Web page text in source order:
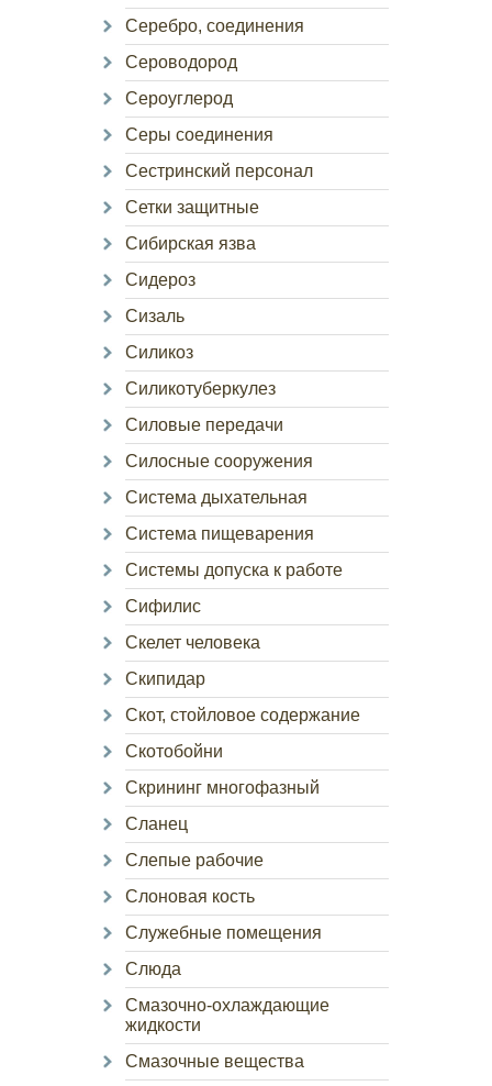
Серебро, соединения
Сероводород
Сероуглерод
Серы соединения
Сестринский персонал
Сетки защитные
Сибирская язва
Сидероз
Сизаль
Силикоз
Силикотуберкулез
Силовые передачи
Силосные сооружения
Система дыхательная
Система пищеварения
Системы допуска к работе
Сифилис
Скелет человека
Скипидар
Скот, стойловое содержание
Скотобойни
Скрининг многофазный
Сланец
Слепые рабочие
Слоновая кость
Служебные помещения
Слюда
Смазочно-охлаждающие
жидкости
Смазочные вещества